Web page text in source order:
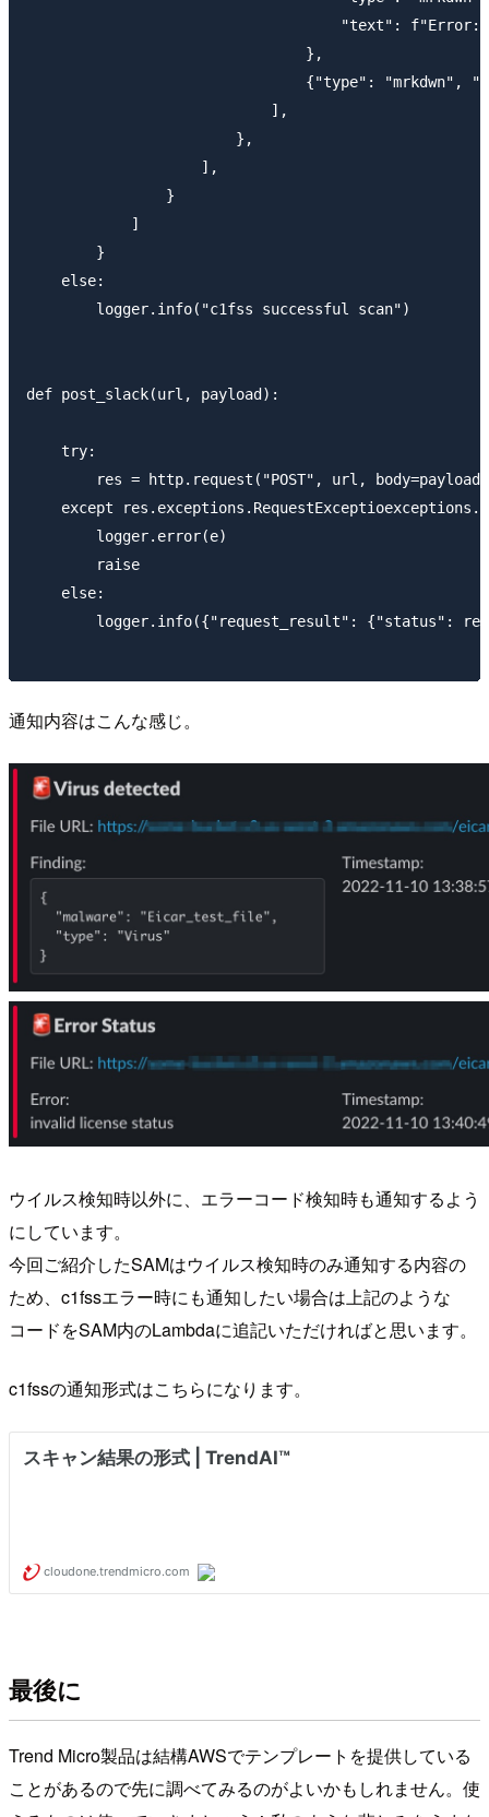
"text":
                                },
{"type": "mrkdwn",
                            ],
                        },
                    ],
                }
            ]
        }
    else:
        logger.info("c1fss successful scan")
def post_slack(url, payload):
    try:
        res = http.request("POST", url, body=payload)
except
        logger.error(e)
        raise
    else:
logger.info({"request_result": {"status":
通知内容はこんな感じ。
ウイルス検知時以外に、エラーコード検知時も通知するよう
にしています。
今回ご紹介したSAMはウイルス検知時のみ通知する内容の
ため、c1fssエラー時にも通知したい場合は上記のような
コードをSAM内のLambdaに追記いただければと思います。
c1fssの通知形式はこちらになります。
最後に
Trend Micro製品は結構AWSでテンプレートを提供している
ことがあるので先に調べてみるのがよいかもしれません。使